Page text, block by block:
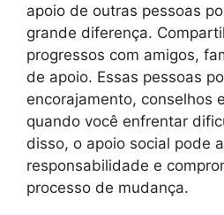
apoio de outras pessoas
grande diferença.
progressos com amigos,
de apoio. Essas pessoas
encorajamento, conselhos
quando você enfrentar
disso, o apoio social pode
responsabilidade e
processo de mudança.